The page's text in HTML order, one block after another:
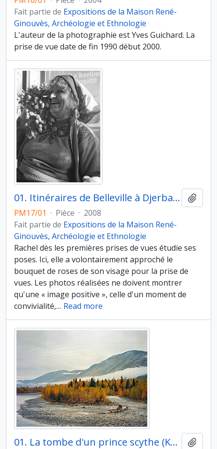
Fait partie de Expositions de la Maison René-
Ginouvès, Archéologie et Ethnologie
L'auteur de la photographie est Yves Guichard. La
prise de vue date de fin 1990 début 2000.
01. Itinéraires de Belleville à Djerba de femmes juives tunisiennes vivant en France. Photographie et anthropologie. Rachel, Café La Vielleuse , Belleville
PM17/01 · Pièce · 2008
Fait partie de Expositions de la Maison René-
Ginouvès, Archéologie et Ethnologie
Rachel dès les premières prises de vues étudie ses
poses. Ici, elle a volontairement approché le
bouquet de roses de son visage pour la prise de
vues. Les photos réalisées ne doivent montrer
qu'une « image positive », celle d'un moment de
convivialité,… Read more
01. La tombe d'un prince scythe (Kazakhstan), vallée de la Bukhtarma. À l'automne, les vallées de l'Altaï occidental connaissent un bref « été indien » qui dore le feuillage des peupliers et les aiguilles des mélèzes. Des bancs de brume s'étalent sur les eaux basses de la Bukhtarma qui s'écoulent vers l'ouest. La Bukhtarma est la seule voie de communication du massif de l'Altaï avec les steppes du côté occidental